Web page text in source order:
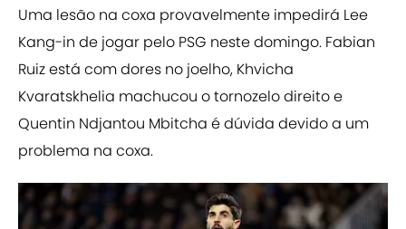
Uma lesão na coxa provavelmente impedirá Lee
Kang-in de jogar pelo PSG neste domingo. Fabian
Ruiz está com dores no joelho, Khvicha
Kvaratskhelia machucou o tornozelo direito e
Quentin Ndjantou Mbitcha é dúvida devido a um
problema na coxa.